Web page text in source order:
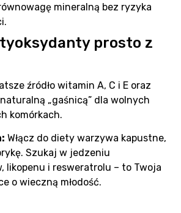
mineralną bez ryzyka
prosto z
źródło witamin A, C i E oraz
„gaśnicą” dla wolnych
komórkach.
Włącz do diety warzywa kapustne,
Szukaj w jedzeniu
likopenu i resweratrolu – to Twoja
o wieczną młodość.